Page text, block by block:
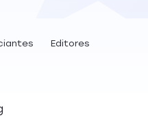
Editores